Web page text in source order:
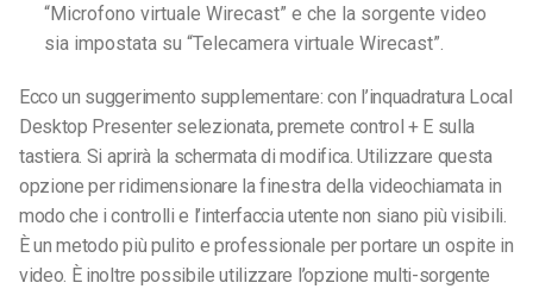
“Microfono virtuale Wirecast” e che la sorgente video
sia impostata su “Telecamera virtuale Wirecast”.
Ecco un suggerimento supplementare: con l’inquadratura Local
Desktop Presenter selezionata, premete control + E sulla
tastiera. Si aprirà la schermata di modifica. Utilizzare questa
opzione per ridimensionare la finestra della videochiamata in
modo che i controlli e l’interfaccia utente non siano più visibili.
È un metodo più pulito e professionale per portare un ospite in
video. È inoltre possibile utilizzare l’opzione multi-sorgente